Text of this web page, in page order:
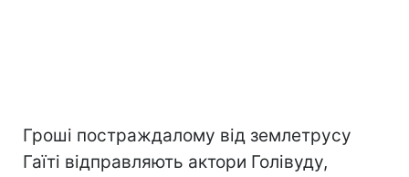
Гроші постраждалому від землетрусу
Гаїті відправляють актори Голівуду,